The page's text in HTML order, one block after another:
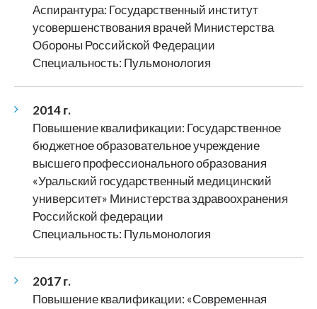
Аспирантура: Государственный институт
усовершенствования врачей Министерства
Обороны Российской Федерации
Специальность: Пульмонология
2014 г.
Повышение квалификации: Государственное
бюджетное образовательное учреждение
высшего профессионального образования
«Уральский государственный медицинский
университет» Министерства здравоохранения
Российской федерации
Специальность: Пульмонология
2017 г.
Повышение квалификации: «Современная